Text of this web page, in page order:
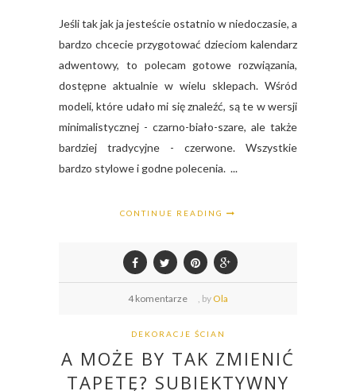
Jeśli tak jak ja jesteście ostatnio w niedoczasie, a
bardzo chcecie przygotować dzieciom kalendarz
adwentowy, to polecam gotowe rozwiązania,
dostępne aktualnie w wielu sklepach. Wśród
modeli, które udało mi się znaleźć, są te w wersji
minimalistycznej - czarno-biało-szare, ale także
bardziej tradycyjne - czerwone. Wszystkie
bardzo stylowe i godne polecenia. ...
CONTINUE READING
4 komentarze by Ola
DEKORACJE ŚCIAN
A MOŻE BY TAK ZMIENIĆ
TAPETĘ? SUBIEKTYWNY